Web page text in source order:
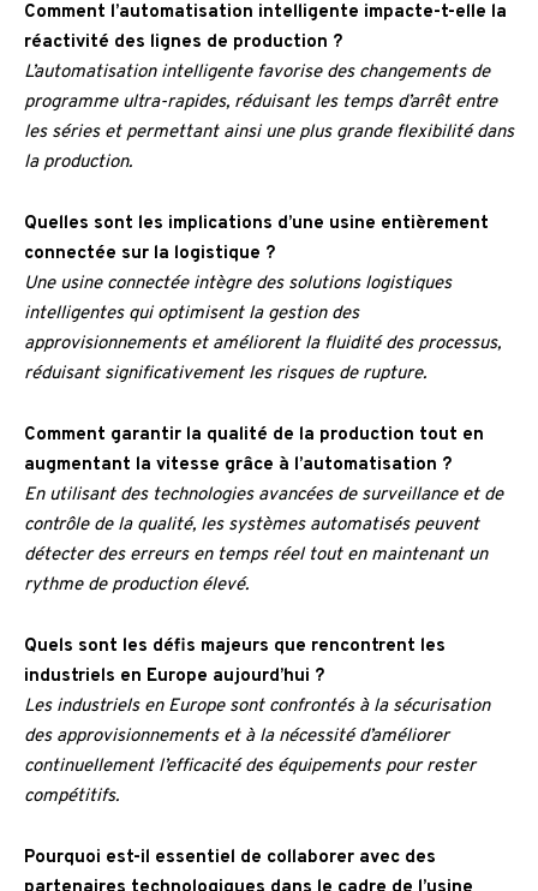
Comment l’automatisation intelligente impacte-t-elle la
réactivité des lignes de production ?
L’automatisation intelligente favorise des changements de
programme ultra-rapides, réduisant les temps d’arrêt entre
les séries et permettant ainsi une plus grande flexibilité dans
la production.
Quelles sont les implications d’une usine entièrement
connectée sur la logistique ?
Une usine connectée intègre des solutions logistiques
intelligentes qui optimisent la gestion des
approvisionnements et améliorent la fluidité des processus,
réduisant significativement les risques de rupture.
Comment garantir la qualité de la production tout en
augmentant la vitesse grâce à l’automatisation ?
En utilisant des technologies avancées de surveillance et de
contrôle de la qualité, les systèmes automatisés peuvent
détecter des erreurs en temps réel tout en maintenant un
rythme de production élevé.
Quels sont les défis majeurs que rencontrent les
industriels en Europe aujourd’hui ?
Les industriels en Europe sont confrontés à la sécurisation
des approvisionnements et à la nécessité d’améliorer
continuellement l’efficacité des équipements pour rester
compétitifs.
Pourquoi est-il essentiel de collaborer avec des